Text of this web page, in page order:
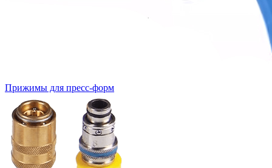
Прижимы для пресс-форм